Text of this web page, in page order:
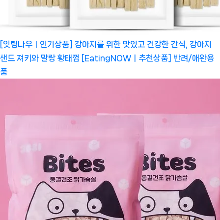
[잇팅나우ㅣ인기상품] 강아지를 위한 맛있고 건강한 간식, 강아지
샌드 져키와 말랑 황태껌 [EatingNOWㅣ추천상품] 반려/애완용
품